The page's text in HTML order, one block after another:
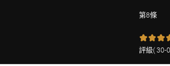
第8條
評級(30-